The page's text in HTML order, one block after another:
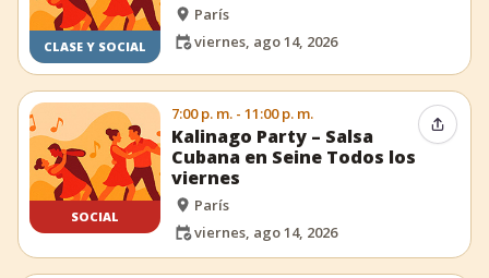
CLASE Y SOCIAL
París
viernes, ago 14, 2026
SOCIAL
7:00 p. m. - 11:00 p. m.
Kalinago Party – Salsa
Cubana en Seine Todos los
viernes
París
viernes, ago 14, 2026